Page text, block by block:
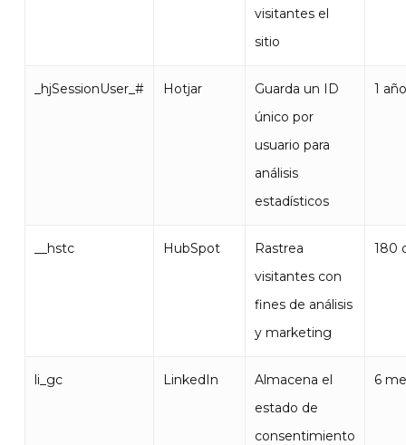
visitantes el
sitio
_hjSessionUser_# Hotjar
Guarda un ID
único por
usuario para
análisis
estadísticos
1 año
__hstc HubSpot
Rastrea
visitantes con
fines de análisis
y marketing
180
li_gc LinkedIn
Almacena el
estado de
consentimiento
6